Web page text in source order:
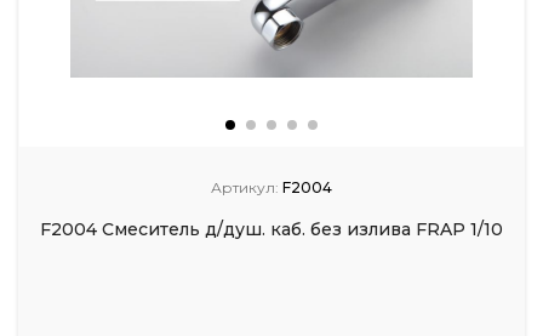
Артикул: F2004
F2004 Смеситель д/душ. каб. без излива FRAP 1/10